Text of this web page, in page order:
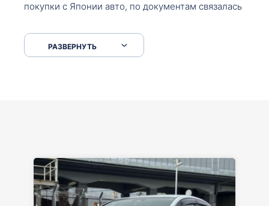
покупки с Японии авто, по документам связалась
что заполнить, куда зайти, образцы и т.д. После
приехал за авто. Меня тепло встретили Сергей с
РАЗВЕРНУТЬ